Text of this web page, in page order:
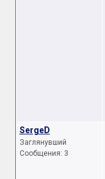
SergeD
Заглянувший
Сообщения: 3